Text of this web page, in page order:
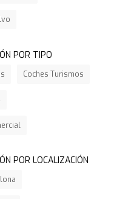
POR TIPO
Coches Turismos
POR LOCALIZACIÓN